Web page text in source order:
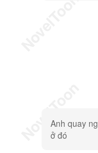
Anh quay
ở đó